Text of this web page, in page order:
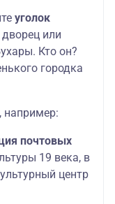
уголок
или
Кто он?
городка
например:
почтовых
19 века, в
центр